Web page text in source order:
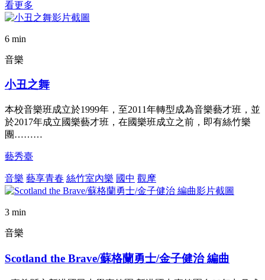
看更多
6 min
音樂
小丑之舞
本校音樂班成立於1999年，至2011年轉型成為音樂藝才班，並
於2017年成立國樂藝才班，在國樂班成立之前，即有絲竹樂
團………
藝秀臺
音樂 藝享青春 絲竹室內樂 國中 觀摩
3 min
音樂
Scotland the Brave/蘇格蘭勇士/金子健治 編曲